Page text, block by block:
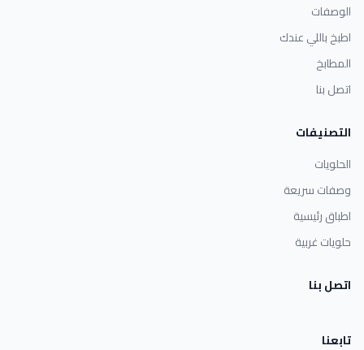
الوصفات
اطبخ باللي عندك
المطابخ
اتصل بنا
التصنيفات
الحلويات
وصفات سريعة
اطباق رئيسية
حلويات غربية
اتصل بنا
تابعنا